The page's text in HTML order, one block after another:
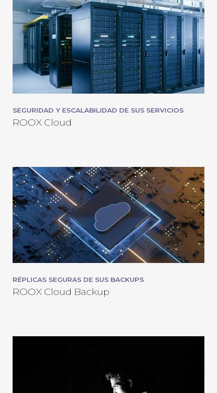
SEGURIDAD Y ESCALABILIDAD DE SUS SERVICIOS
ROOX Cloud
RÉPLICAS SEGURAS DE SUS BACKUPS
ROOX Cloud Backup